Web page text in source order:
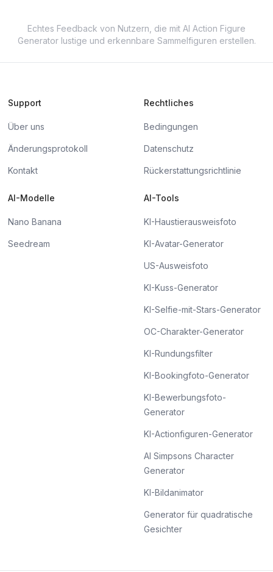
Echtes Feedback von Nutzern, die mit AI Action Figure
Generator lustige und erkennbare Sammelfiguren erstellen.
Support
Über uns
Änderungsprotokoll
Kontakt
Rechtliches
Bedingungen
Datenschutz
Rückerstattungsrichtlinie
AI-Modelle
Nano Banana
Seedream
AI-Tools
KI-Haustierausweisfoto
KI-Avatar-Generator
US-Ausweisfoto
KI-Kuss-Generator
KI-Selfie-mit-Stars-Generator
OC-Charakter-Generator
KI-Rundungsfilter
KI-Bookingfoto-Generator
KI-Bewerbungsfoto-
Generator
KI-Actionfiguren-Generator
AI Simpsons Character
Generator
KI-Bildanimator
Generator für quadratische
Gesichter